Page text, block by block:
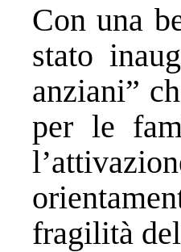
Con una
stato
anziani”
per le
fragilità